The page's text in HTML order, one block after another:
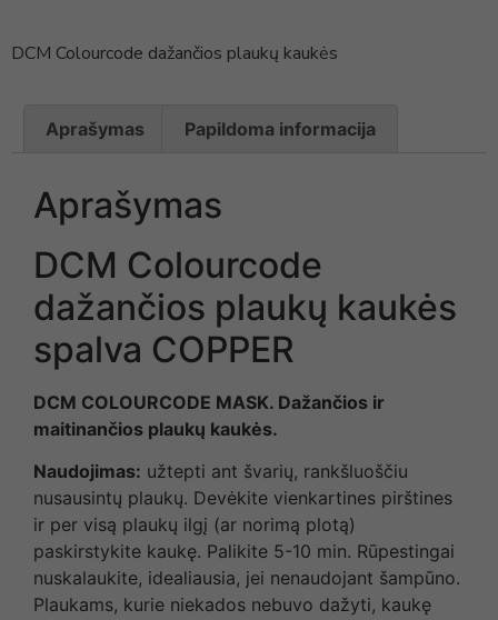
DCM Colourcode dažančios plaukų kaukės
Aprašymas Papildoma informacija
Aprašymas
DCM Colourcode
dažančios plaukų kaukės
spalva COPPER
DCM COLOURCODE MASK. Dažančios ir
maitinančios plaukų kaukės.
Naudojimas: užtepti ant švarių, rankšluoščiu
nusausintų plaukų. Devėkite vienkartines pirštines
ir per visą plaukų ilgį (ar norimą plotą)
paskirstykite kaukę. Palikite 5-10 min. Rūpestingai
nuskalaukite, idealiausia, jei nenaudojant šampūno.
Plaukams, kurie niekados nebuvo dažyti, kaukę